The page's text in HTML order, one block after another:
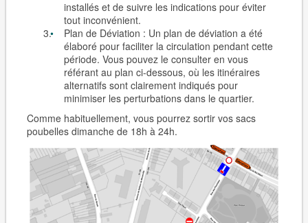
installés et de suivre les indications pour éviter
tout inconvénient.
Plan de Déviation : Un plan de déviation a été
élaboré pour faciliter la circulation pendant cette
période. Vous pouvez le consulter en vous
référant au plan ci-dessous, où les itinéraires
alternatifs sont clairement indiqués pour
minimiser les perturbations dans le quartier.
Comme habituellement, vous pourrez sortir vos sacs
poubelles dimanche de 18h à 24h.